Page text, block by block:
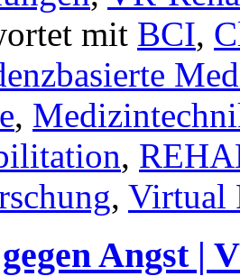
mit BCI,
,
,
, Virtual
Angst |